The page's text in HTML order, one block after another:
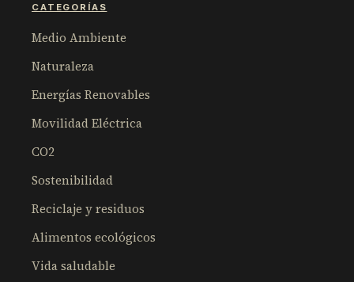
CATEGORÍAS
Medio Ambiente
Naturaleza
Energías Renovables
Movilidad Eléctrica
CO2
Sostenibilidad
Reciclaje y residuos
Alimentos ecológicos
Vida saludable